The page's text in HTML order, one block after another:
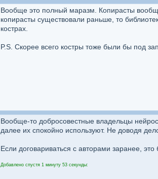
Вообще это полный маразм. Копирасты
копирасты существовали раньше, то
кострах.
P.S. Скорее всего костры тоже были бы под
Вообще-то добросовестные владельцы
далее их спокойно используют. Не доводя
Если договариваться с авторами заранее,
Добавлено спустя 1 минуту 53 секунды: